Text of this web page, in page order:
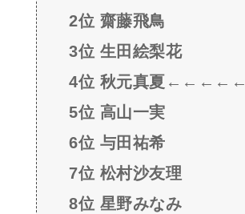
2位 齋藤飛鳥
3位 生田絵梨花
4位 秋元真夏←←←←←
5位 高山一実
6位 与田祐希
7位 松村沙友理
8位 星野みなみ